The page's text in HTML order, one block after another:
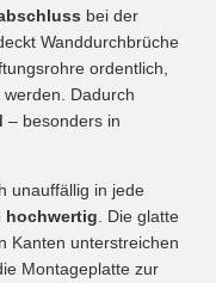
bei der
Wanddurchbrüche
ordentlich,
Dadurch
– besonders in
unauffällig in jede
hochwertig . Die glatte
Kanten unterstreichen
Montageplatte zur